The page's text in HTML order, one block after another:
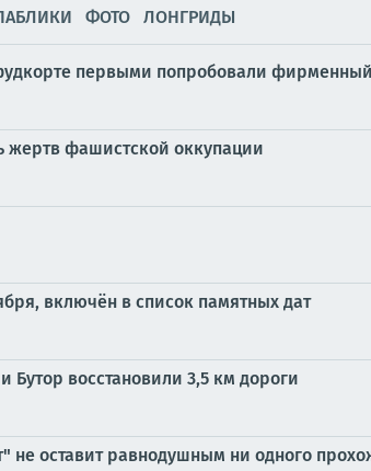
ФОТО ЛОНГРИДЫ
первыми попробовали
жертв фашистской оккупации
включён в список памятных дат
восстановили 3,5 км дороги
не оставит равнодушным ни одного